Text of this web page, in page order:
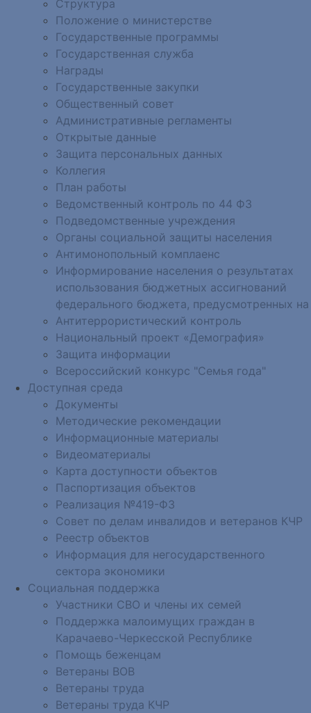
Структура
Положение о министерстве
Государственные программы
Государственная служба
Награды
Государственные закупки
Общественный совет
Административные регламенты
Открытые данные
Защита персональных данных
Коллегия
План работы
Ведомственный контроль по 44 ФЗ
Подведомственные учреждения
Органы социальной защиты населения
Антимонопольный комплаенс
Информирование населения о результатах
использования бюджетных ассигнований
федерального бюджета, предусмотренных на
Антитеррористический контроль
Национальный проект «Демография»
Защита информации
Всероссийский конкурс "Семья года"
Доступная среда
Документы
Методические рекомендации
Информационные материалы
Видеоматериалы
Карта доступности объектов
Паспортизация объектов
Реализация №419-ФЗ
Совет по делам инвалидов и ветеранов КЧР
Реестр объектов
Информация для негосударственного
сектора экономики
Социальная поддержка
Участники СВО и члены их семей
Поддержка малоимущих граждан в
Карачаево-Черкесской Республике
Помощь беженцам
Ветераны ВОВ
Ветераны труда
Ветераны труда КЧР